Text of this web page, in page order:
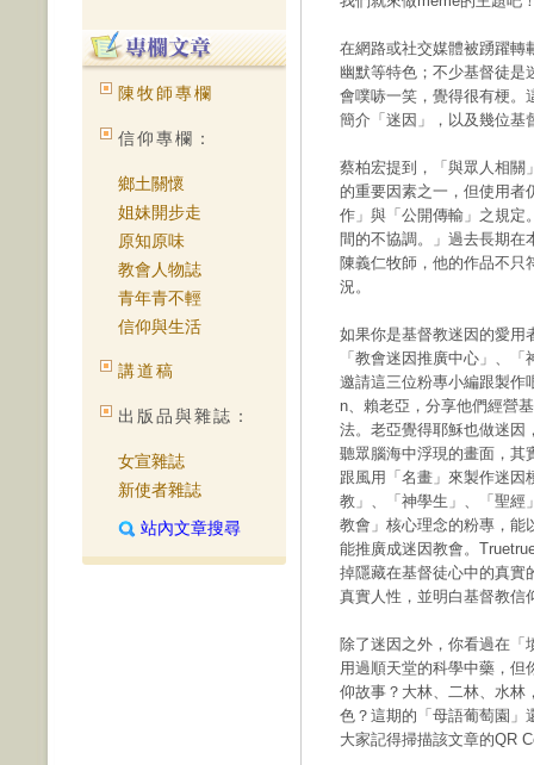
陳牧師專欄
信仰專欄：
鄉土關懷
姐妹開步走
原知原味
教會人物誌
青年青不輕
信仰與生活
講道稿
出版品與雜誌：
女宣雜誌
新使者雜誌
站內文章搜尋
在網路或社交媒體被踴躍轉
幽默等特色；不少基督徒是
會噗哧一笑，覺得很有梗。
簡介「迷因」，以及幾位基
蔡柏宏提到，「與眾人相關
的重要因素之一，但使用者
作」與「公開傳輸」之規定
間的不協調。」過去長期在
陳義仁牧師，他的作品不只
況。
如果你是基督教迷因的愛用
「教會迷因推廣中心」、
邀請這三位粉專小編跟製作
n、賴老亞，分享他們經營
法。老亞覺得耶穌也做迷因
聽眾腦海中浮現的畫面，其
跟風用「名畫」來製作迷因
教」、「神學生」、「聖經
教會」核心理念的粉專，能
能推廣成迷因教會。
掉隱藏在基督徒心中的真實
真實人性，並明白基督教信
除了迷因之外，你看過在「
用過順天堂的科學中藥，但
仰故事？大林、二林、水林
色？這期的「母語葡萄園」
大家記得掃描該文章的QR